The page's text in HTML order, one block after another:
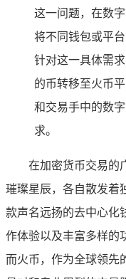
这一问题，在数
将不同钱包或平
针对这一具体需
的币转移至火币
和交易手中的数
求。
在加密货币交易的
璀璨星辰，各自散发着
款声名远扬的去中心化
作体验以及丰富多样的
而火币，作为全球领先